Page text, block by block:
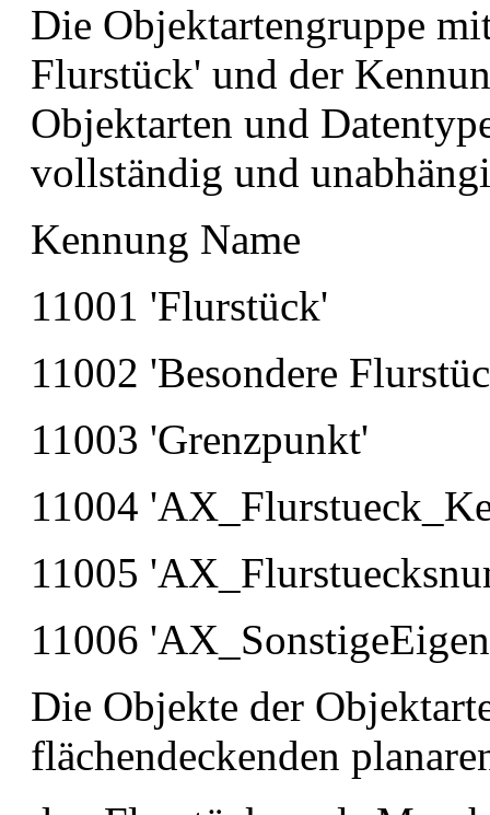
Die Objektartengruppe
Flurstück' und der
Objektarten und
vollständig und
Kennung Name
11001 'Flurstück'
11002 'Besondere
11003 'Grenzpunkt'
11004
11005
11006
Die Objekte der
flächendeckenden